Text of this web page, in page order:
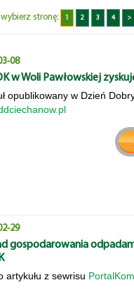
wybierz stronę: 1 2 3 4 >
08
w Woli Pawłowskiej
opublikowany w Dzień
29
gospodarowania
artykułu z sewrisu